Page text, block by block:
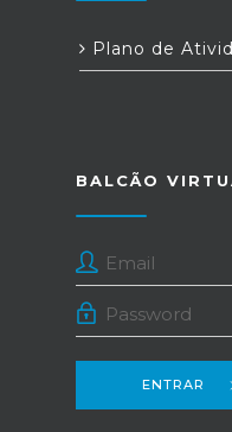
Plano de
BALCÃO
ENTRAR